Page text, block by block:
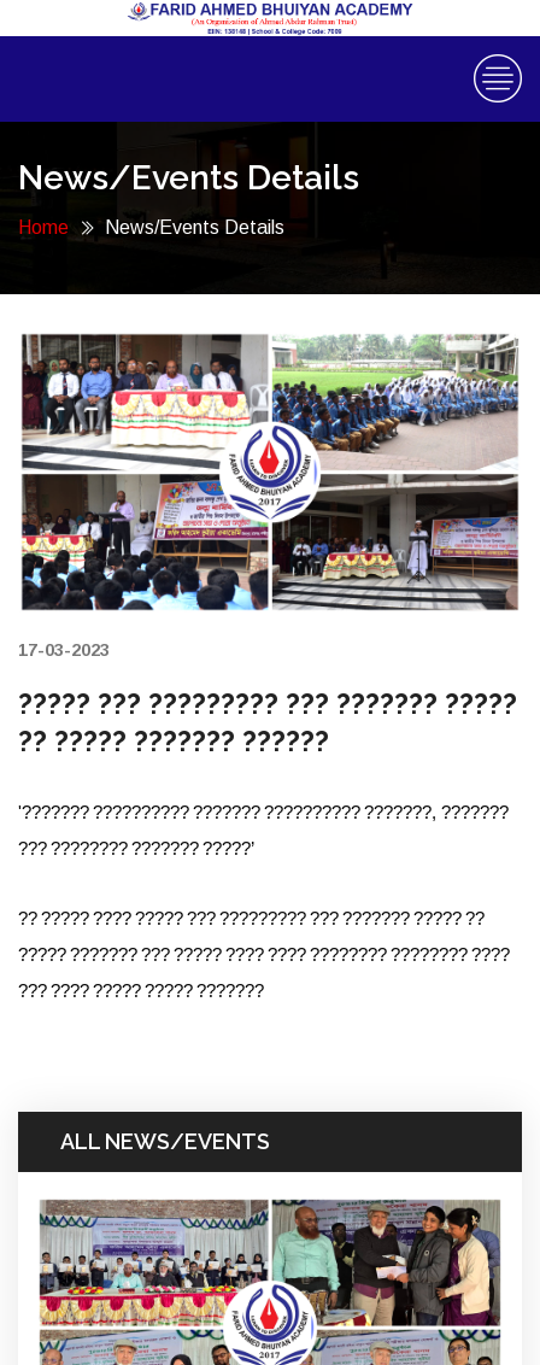
News/Events Details
Home News/Events Details
17-03-2023
????? ??? ????????? ??? ??????? ?????
?? ????? ??????? ??????
'?????????????????????????????????????????, ???????
???????????????????????’
?????????????????????????????????????????????
????????????????????????????????????????????????
????????????????????????
ALL NEWS/EVENTS